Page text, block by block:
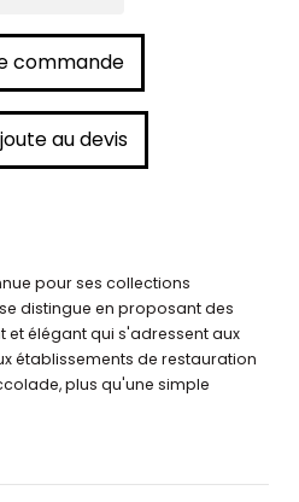
commande
au devis
pour ses collections
distingue en proposant des
élégant qui s'adressent aux
établissements de restauration
plus qu'une simple